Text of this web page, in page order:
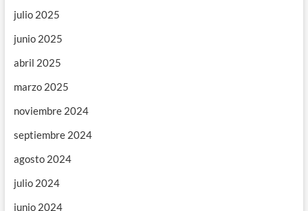
julio 2025
junio 2025
abril 2025
marzo 2025
noviembre 2024
septiembre 2024
agosto 2024
julio 2024
junio 2024